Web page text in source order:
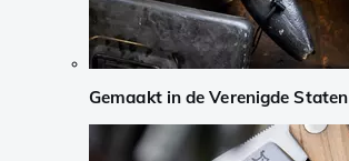
Gemaakt in de Verenigde Staten